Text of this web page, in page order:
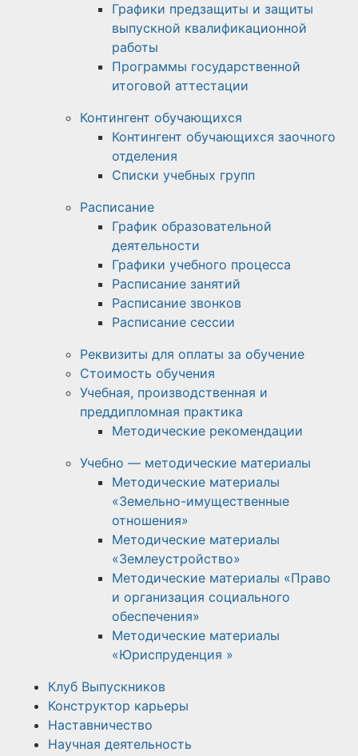
Графики предзащиты и защиты
выпускной квалификационной
работы
Программы государственной
итоговой аттестации
Контингент обучающихся
Контингент обучающихся заочного
отделения
Списки учебных групп
Расписание
График образовательной
деятельности
Графики учебного процесса
Расписание занятий
Расписание звонков
Расписание сессии
Реквизиты для оплаты за обучение
Стоимость обучения
Учебная, производственная и
преддипломная практика
Методические рекомендации
Учебно — методические материалы
Методические материалы
«Земельно-имущественные
отношения»
Методические материалы
«Землеустройство»
Методические материалы «Право
и организация социального
обеспечения»
Методические материалы
«Юриспруденция »
Клуб Выпускников
Конструктор карьеры
Наставничество
Научная деятельность